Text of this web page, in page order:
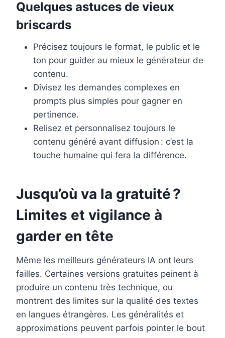
Quelques astuces de vieux
briscards
Précisez toujours le format, le public et le
ton pour guider au mieux le générateur de
contenu.
Divisez les demandes complexes en
prompts plus simples pour gagner en
pertinence.
Relisez et personnalisez toujours le
contenu généré avant diffusion : c’est la
touche humaine qui fera la différence.
Jusqu’où va la gratuité ?
Limites et vigilance à
garder en tête
Même les meilleurs générateurs IA ont leurs
failles. Certaines versions gratuites peinent à
produire un contenu très technique, ou
montrent des limites sur la qualité des textes
en langues étrangères. Les généralités et
approximations peuvent parfois pointer le bout